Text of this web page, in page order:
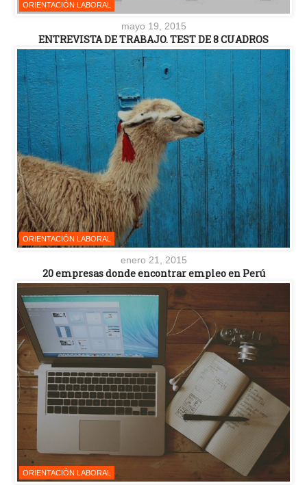
ORIENTACIÓN LABORAL
mayo 19, 2015
ENTREVISTA DE TRABAJO. TEST DE 8 CUADROS
ORIENTACIÓN LABORAL
enero 21, 2015
20 empresas donde encontrar empleo en Perú
ORIENTACIÓN LABORAL